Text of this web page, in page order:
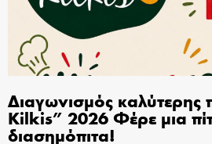
Διαγωνισμός καλύτερης
Kilkis” 2026 Φέρε μια
διασημόπιτα!